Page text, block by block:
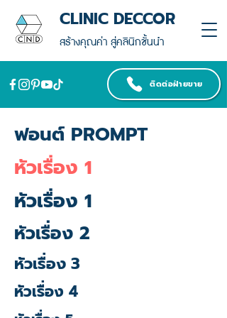
สร้างคุณค่า สู่คลินิกชั้นนำ
CLINIC DECCOR
ติดต่อฝ่ายขาย
ฟอนต์ PROMPT
หัวเรื่อง 1
หัวเรื่อง 1
หัวเรื่อง 2
หัวเรื่อง 3
หัวเรื่อง 4